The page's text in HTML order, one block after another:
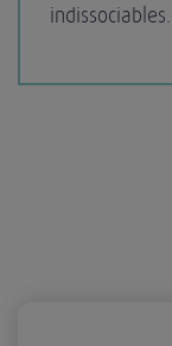
indissociables.